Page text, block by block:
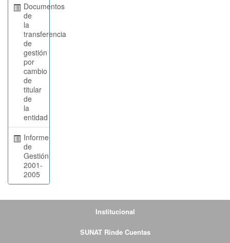
Documentos
de
la
transferencia
de
gestión
por
cambio
de
titular
de
la
entidad
Informe
de
Gestión
2001-
2005
Institucional
SUNAT Rinde Cuentas